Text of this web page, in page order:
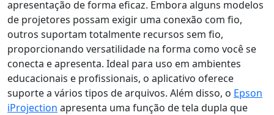
apresentação de forma eficaz. Embora alguns modelos
de projetores possam exigir uma conexão com fio,
outros suportam totalmente recursos sem fio,
proporcionando versatilidade na forma como você se
conecta e apresenta. Ideal para uso em ambientes
educacionais e profissionais, o aplicativo oferece
suporte a vários tipos de arquivos. Além disso, o Epson
iProjection apresenta uma função de tela dupla que